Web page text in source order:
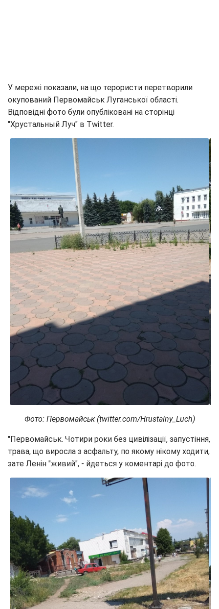
У мережі показали, на що терористи перетворили
окупований Первомайськ Луганської області.
Відповідні фото були опубліковані на сторінці
"Хрустальный Луч" в Twitter.
Фото: Первомайськ (twitter.com/Hrustalny_Luch)
"Первомайськ. Чотири роки без цивілізації, запустіння,
трава, що виросла з асфальту, по якому нікому ходити,
зате Ленін "живий", - йдеться у коментарі до фото.